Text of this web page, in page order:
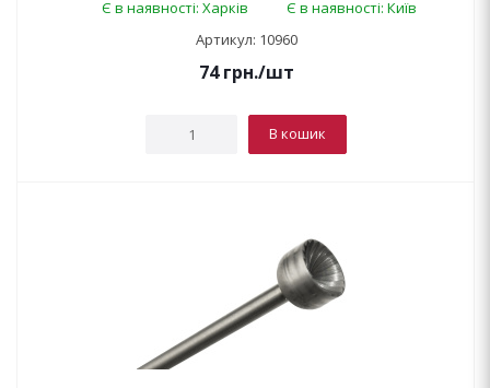
Є в наявності: Харків
Є в наявності: Київ
Артикул: 10960
74грн./шт
В кошик